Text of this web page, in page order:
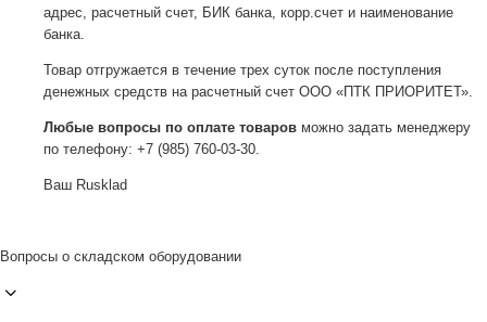
адрес, расчетный счет, БИК банка, корр.счет и наименование
банка.
Товар отгружается в течение трех суток после поступления
денежных средств на расчетный счет ООО «ПТК ПРИОРИТЕТ».
Любые вопросы по оплате товаров можно задать менеджеру
по телефону: +7 (985) 760-03-30.
Ваш Rusklad
Вопросы о складском оборудовании